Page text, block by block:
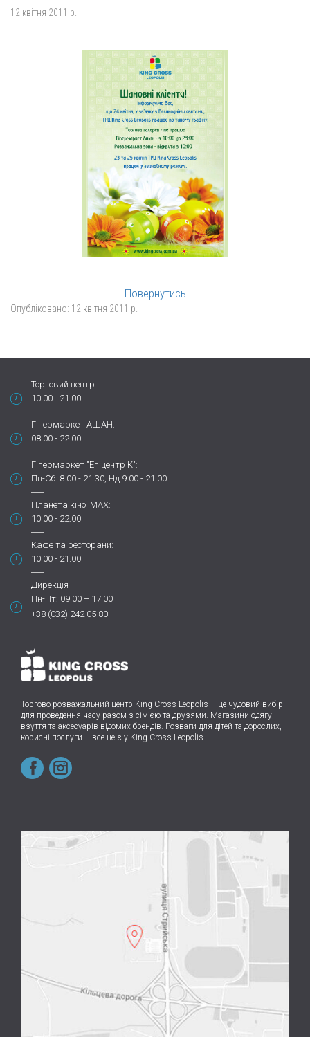
12 квітня 2011 р.
Повернутись
Опубліковано: 12 квітня 2011 р.
Торговий центр:
10.00 - 21.00
Гіпермаркет АШАН:
08.00 - 22.00
Гіпермаркет "Епіцентр К":
Пн-Сб: 8.00 - 21.30, Нд 9.00 - 21.00
Планета кіно IMAX:
10.00 - 22.00
Кафе та ресторани:
10.00 - 21.00
Дирекція
Пн-Пт: 09.00 – 17.00
+38 (032) 242 05 80
Торгово-розважальний центр King Cross Leopolis – це чудовий вибір
для проведення часу разом з сім’єю та друзями. Магазини одягу,
взуття та аксесуарів відомих брендів. Розваги для дітей та дорослих,
корисні послуги – все це є у King Cross Leopolis.